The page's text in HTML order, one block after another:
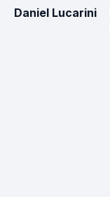
Daniel Lucarini